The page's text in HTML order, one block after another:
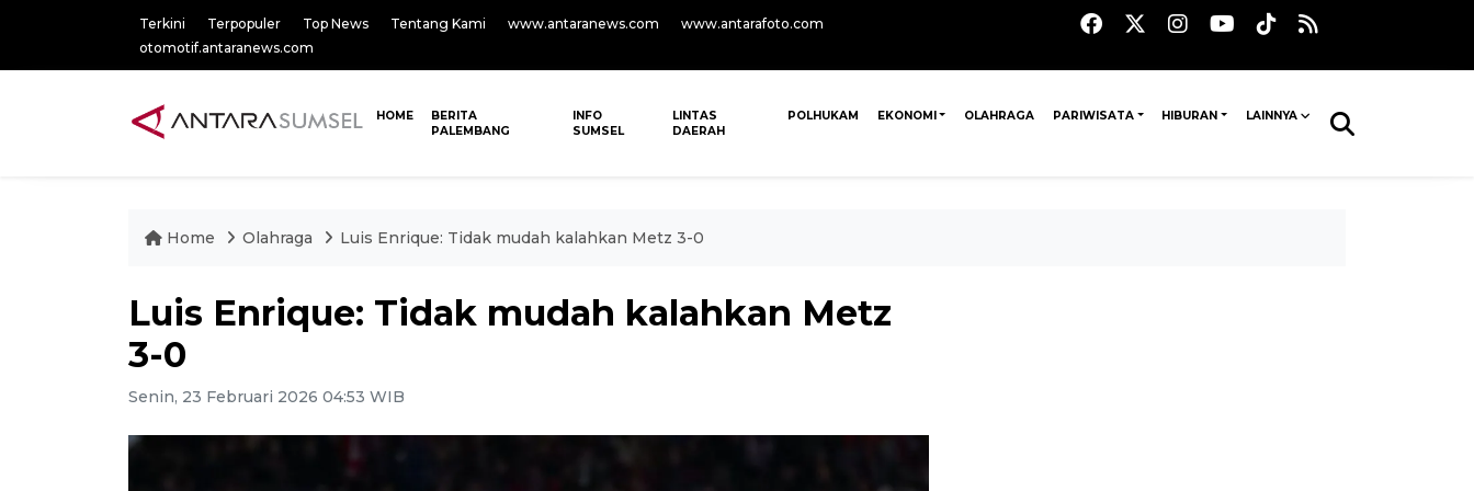
Terkini Terpopuler Top News Tentang Kami www.antaranews.com
www.antarafoto.com
otomotif.antaranews.com
HOME
BERITA
PALEMBANG
INFO
SUMSEL
LINTAS
DAERAH
POLHUKAM EKONOMI OLAHRAGA PARIWISATA HIBURAN LAINNYA
Home Olahraga Luis Enrique: Tidak mudah kalahkan Metz 3-0
Luis Enrique: Tidak mudah kalahkan Metz
3-0
Senin, 23 Februari 2026 04:53 WIB